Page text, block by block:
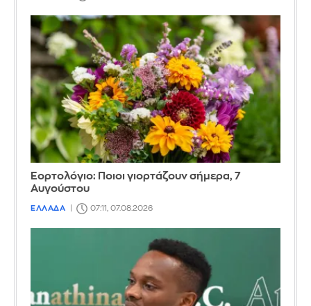
Εορτολόγιο: Ποιοι γιορτάζουν σήμερα, 7
Αυγούστου
ΕΛΛΑΔΑ 07:11, 07.08.2026